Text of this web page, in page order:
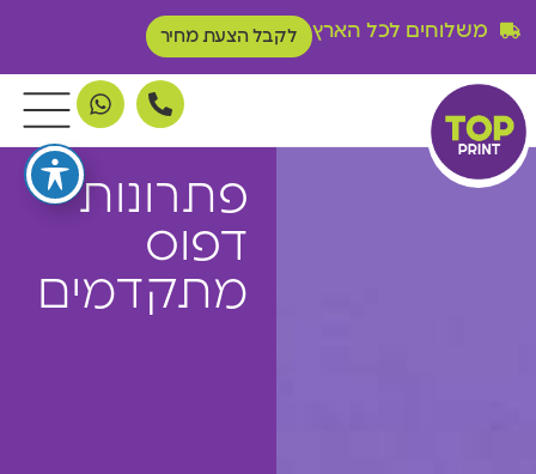
משלוחים לכל הארץ לקבל הצעת מחיר
פתרונות
דפוס
מתקדמים